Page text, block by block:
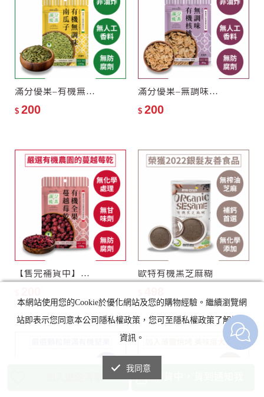
滿分優果–有機無調味南瓜子
$ 200
滿分優果–無調味有機核桃
$ 200
【售完補貨中】滿分優果–有機全果蔓越莓乾 歐特有機黑芝麻糊
本網站使用您的Cookie於優化網站及您的購物經驗。繼續瀏覽網
站即表示您同意本公司隱私權政策，您可至隱私權政策了解詳細
資訊。
我同意